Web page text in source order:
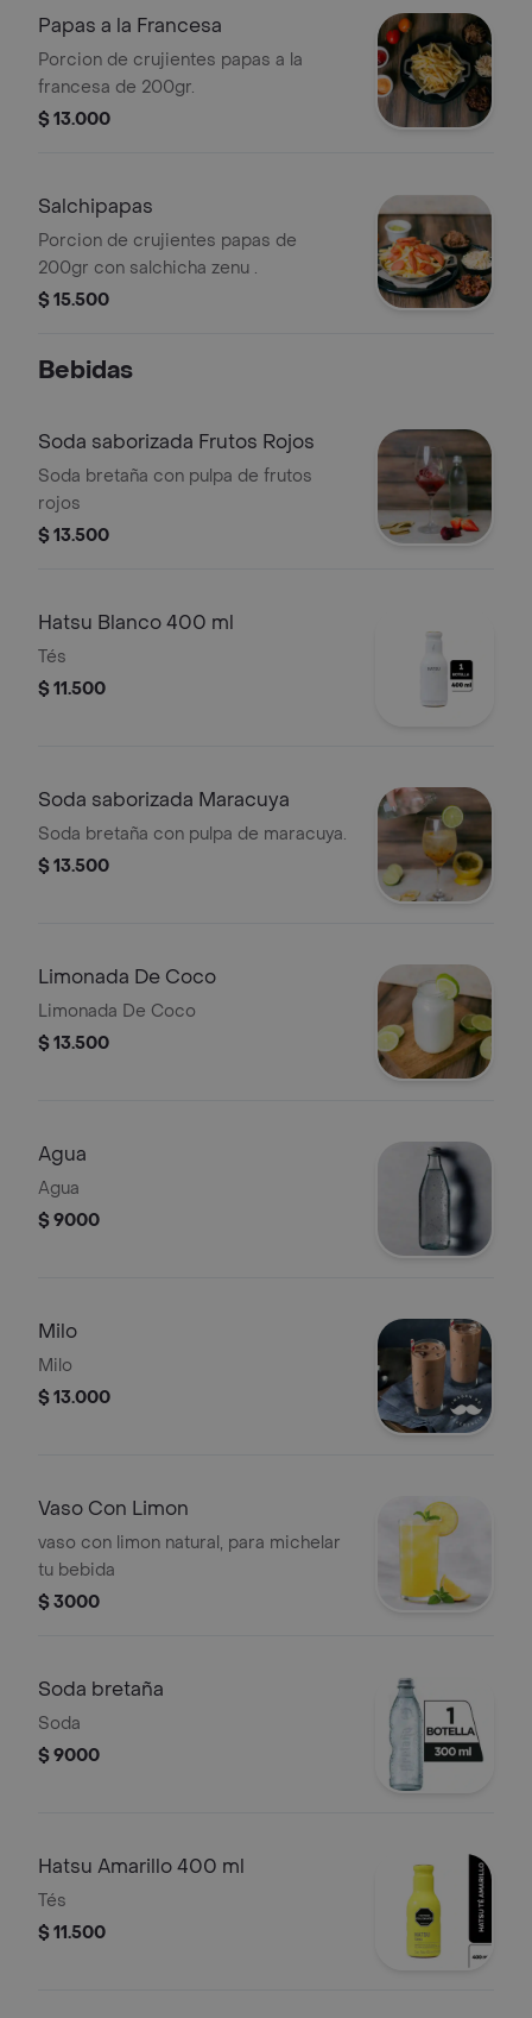
adicionales.
Papas a la Francesa
Porcion de crujientes papas a la
francesa de 200gr.
$ 13.000
Salchipapas
Porcion de crujientes papas de
200gr con salchicha zenu .
$ 15.500
Bebidas
Soda saborizada Frutos Rojos
Soda bretaña con pulpa de frutos
rojos
$ 13.500
Hatsu Blanco 400 ml
Tés
$ 11.500
Soda saborizada Maracuya
Soda bretaña con pulpa de maracuya.
$ 13.500
Limonada De Coco
Limonada De Coco
$ 13.500
Agua
Agua
$ 9000
Milo
Milo
$ 13.000
Vaso Con Limon
vaso con limon natural, para michelar
tu bebida
$ 3000
Soda bretaña
Soda
$ 9000
Hatsu Amarillo 400 ml
Tés
$ 11.500